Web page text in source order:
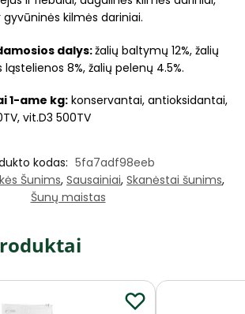
kilmės dariniai.
dalys:žalių baltymų 12%, žalių
ląstelienos 8%, žalių pelenų 4.5%.
1-ame kg: konservantai, antioksidantai,
vit.D3 500TV
kodas: 5fa7adf98eeb
Šunims, Sausainiai, Skanėstai šunims,
Šunų maistas